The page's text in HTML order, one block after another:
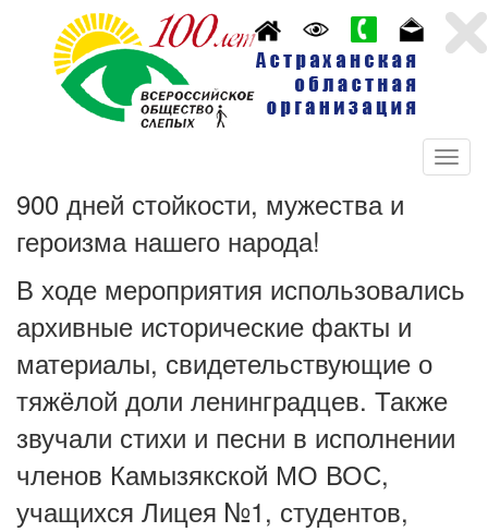
900 дней стойкости, мужества и
героизма нашего народа!
В ходе мероприятия использовались
архивные исторические факты и
материалы, свидетельствующие о
тяжëлой доли ленинградцев. Также
звучали стихи и песни в исполнении
членов Камызякской МО ВОС,
учащихся Лицея №1, студентов,